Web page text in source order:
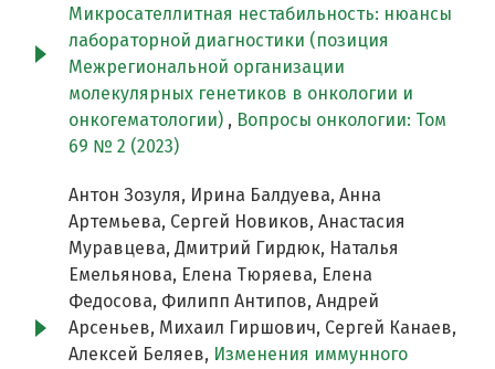
Микросателлитная нестабильность: нюансы
лабораторной диагностики (позиция
Межрегиональной организации
молекулярных генетиков в онкологии и
онкогематологии) , Вопросы онкологии: Том
69 № 2 (2023)
Антон Зозуля, Ирина Балдуева, Анна
Артемьева, Сергей Новиков, Анастасия
Муравцева, Дмитрий Гирдюк, Наталья
Емельянова, Елена Тюряева, Елена
Федосова, Филипп Антипов, Андрей
Арсеньев, Михаил Гиршович, Сергей Канаев,
Алексей Беляев, Изменения иммунного